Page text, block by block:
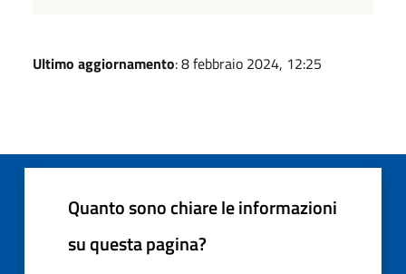
Ultimo aggiornamento: 8 febbraio 2024, 12:25
Quanto sono chiare le informazioni
su questa pagina?